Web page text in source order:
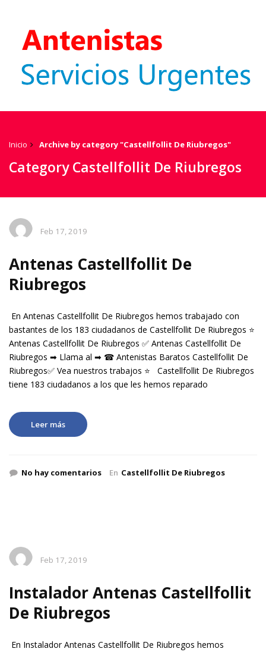
Inicio Archive by category "Castellfollit De Riubregos"
Category Castellfollit De Riubregos
Feb 17, 2019
Antenas Castellfollit De
Riubregos
En Antenas Castellfollit De Riubregos hemos trabajado con
bastantes de los 183 ciudadanos de Castellfollit De Riubregos ⭐
Antenas Castellfollit De Riubregos ✅ Antenas Castellfollit De
Riubregos ➡ Llama al ➡ ☎ Antenistas Baratos Castellfollit De
Riubregos✅ Vea nuestros trabajos ⭐ Castellfollit De Riubregos
tiene 183 ciudadanos a los que les hemos reparado
Leer más
No hay comentarios En Castellfollit De Riubregos
Feb 17, 2019
Instalador Antenas Castellfollit
De Riubregos
En Instalador Antenas Castellfollit De Riubregos hemos